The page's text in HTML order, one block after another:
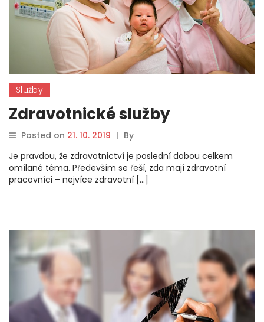
Služby
Zdravotnické služby
Posted on 21. 10. 2019 | By
Je pravdou, že zdravotnictví je poslední dobou celkem
omílané téma. Především se řeší, zda mají zdravotní
pracovníci – nejvíce zdravotní […]